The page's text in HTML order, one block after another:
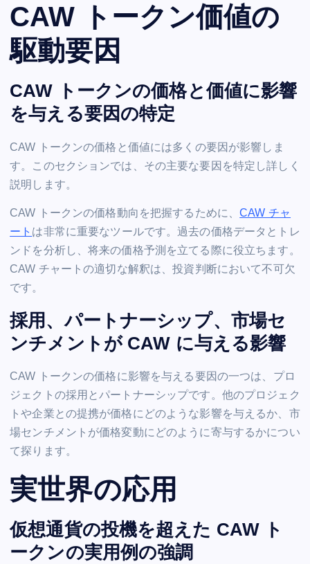
CAW トークン価値の
駆動要因
CAW トークンの価格と価値に影響
を与える要因の特定
CAW トークンの価格と価値には多くの要因が影響しま
す。このセクションでは、その主要な要因を特定し詳しく
説明します。
CAW トークンの価格動向を把握するために、CAW チャ
ート は非常に重要なツールです。過去の価格データとトレ
ンドを分析し、将来の価格予測を立てる際に役立ちます。
CAW チャートの適切な解釈は、投資判断において不可欠
です。
採用、パートナーシップ、市場セ
ンチメントが CAW に与える影響
CAW トークンの価格に影響を与える要因の一つは、プロ
ジェクトの採用とパートナーシップです。他のプロジェク
トや企業との提携が価格にどのような影響を与えるか、市
場センチメントが価格変動にどのように寄与するかについ
て探ります。
実世界の応用
仮想通貨の投機を超えた CAW ト
ークンの実用例の強調